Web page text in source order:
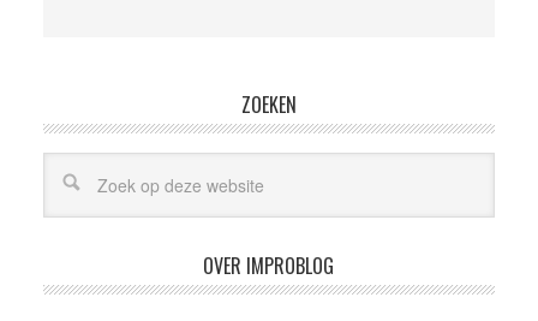
ZOEKEN
OVER IMPROBLOG